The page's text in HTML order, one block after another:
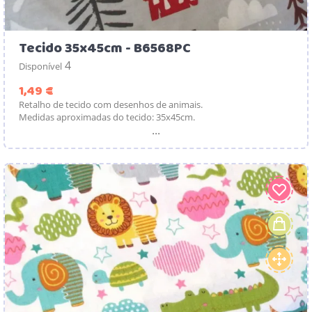
Tecido 35x45cm - B6568PC
Disponível 4
1,49 €
Retalho de tecido com desenhos de animais.
Medidas aproximadas do tecido: 35x45cm.
...